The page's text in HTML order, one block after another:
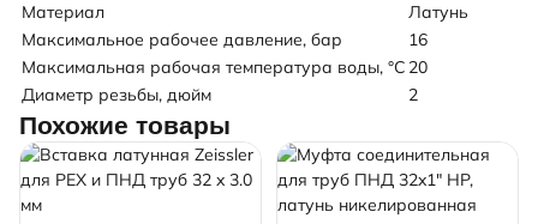
Материал
Латунь
Максимальное рабочее давление, бар
16
Максимальная рабочая температура воды, °C 20
Диаметр резьбы, дюйм
2
Похожие товары